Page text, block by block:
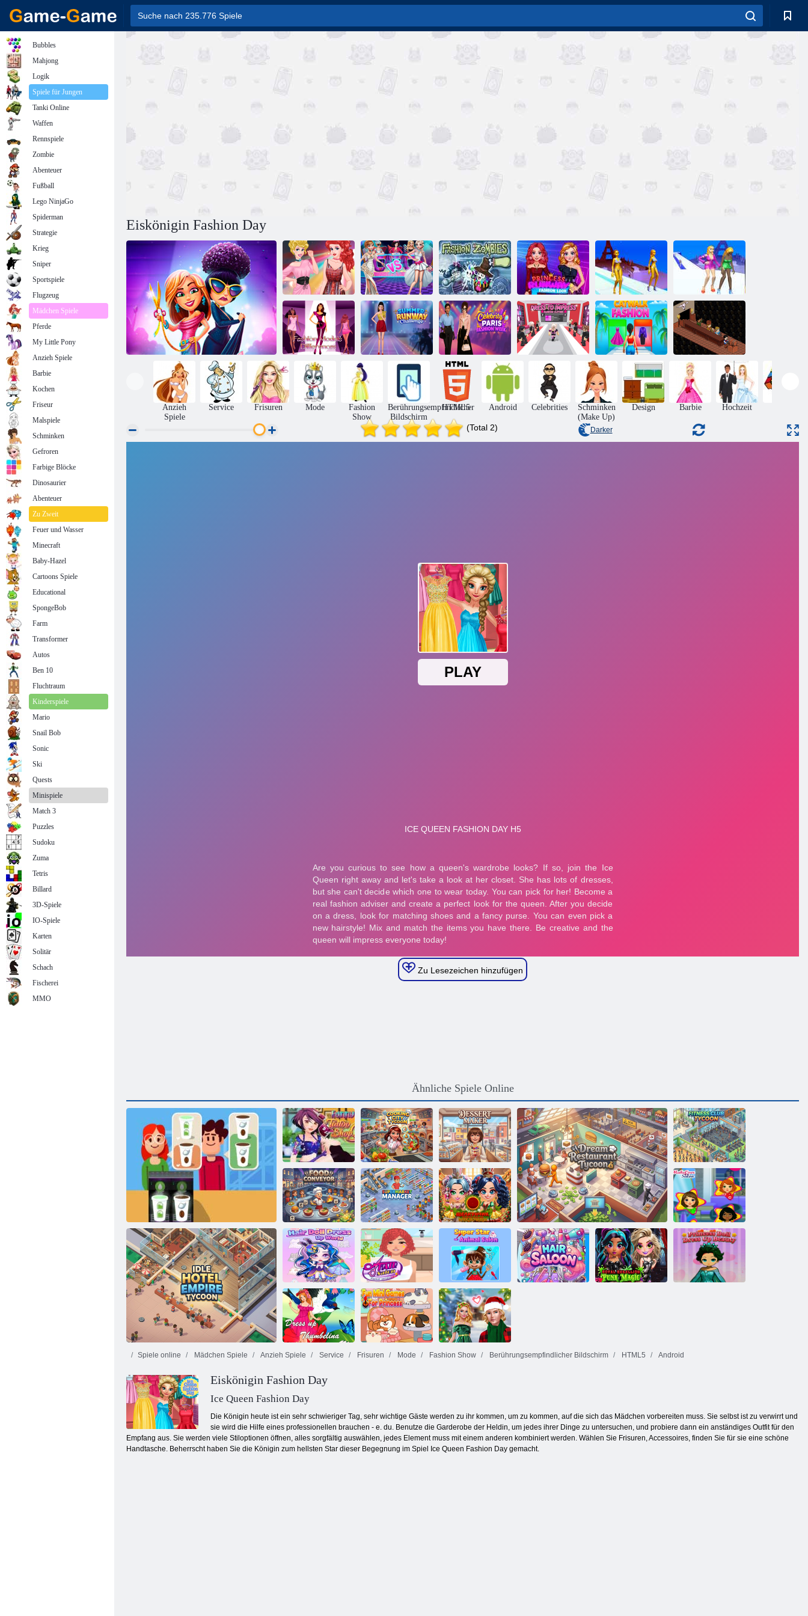
Eiskönigin Fashion Day
College-
Modeschau
Modeschlacht
Mode Zombies
Dash The Dead
Prinzessinnen-
Laufsteg-Mode-
Look
Fashion Walk
intaktGeschenk
Modewanderer
Unterschiede
zwischen
Models
Runway
Challenge
Promi Paris
Fashion Week
Kleiden Sie sich,
um zu
beeindrucken:
Zufällige
Kleidung
Laufstegmode Bierrausch
Anzieh
Spiele
Service Frisuren Mode
Fashion
Show
Berührungsempfindlicher
Bildschirm
HTML5 Android Celebrities
Schminken
(Make Up)
Design Barbie Hochzeit
(Total 2) Darker
Zu Lesezeichen hinzufügen
Ähnliche Spiele Online
Essen Tycoon
Lustiger Tattoo
Shop
Kochstadt-
Tycoon
Desserthersteller
Fitness-Club-
Tycoon
Lebensmittelförderer Supermarktmanager
Idle Hotel Empire Tycoon
Nussknacker-
Neujahrsabenteuer
MakeOver-
Salon
Haarpuppen-
Anziehwelt
Hair Master
Visagistin
Super Star -
Tiersalon
Dress
Thumbelina
Spiele online Mädchen Spiele Anzieh Spiele Service Frisuren Mode Fashion Show Berührungsempfindlicher Bildschirm HTML5 Android
Eiskönigin Fashion Day
Ice Queen Fashion Day
Die Königin heute ist ein sehr schwieriger Tag, sehr wichtige Gäste werden zu ihr kommen, um zu kommen, auf die sich das Mädchen vorbereiten muss. Sie selbst ist zu verwirrt und
sie wird die Hilfe eines professionellen brauchen - e. du. Benutze die Garderobe der Heldin, um jedes ihrer Dinge zu untersuchen, und probiere dann ein anständiges Outfit für den
Empfang aus. Sie werden viele Stiloptionen öffnen, alles sorgfältig auswählen, jedes Element muss mit einem anderen kombiniert werden. Wählen Sie Frisuren, Accessoires, finden Sie für sie eine schöne
Handtasche. Beherrscht haben Sie die Königin zum hellsten Star dieser Begegnung im Spiel Ice Queen Fashion Day gemacht.
Bubbles
Mahjong
Logik
Spiele für Jungen
Tanki Online
Waffen
Rennspiele
Zombie
Abenteuer
Fußball
Lego NinjaGo
Spiderman
Strategie
Krieg
Sniper
Sportspiele
Flugzeug
Mädchen Spiele
Pferde
My Little Pony
Anzieh Spiele
Barbie
Kochen
Friseur
Malspiele
Schminken
Gefroren
Farbige Blöcke
Dinosaurier
Abenteuer
Zu Zweit
Feuer und Wasser
Minecraft
Baby-Hazel
Cartoons Spiele
Educational
SpongeBob
Farm
Transformer
Autos
Ben 10
Fluchtraum
Kinderspiele
Mario
Snail Bob
Sonic
Ski
Quests
Minispiele
Match 3
Puzzles
Sudoku
Zuma
Tetris
Billard
3D-Spiele
IO-Spiele
Karten
Solitär
Schach
Fischerei
MMO